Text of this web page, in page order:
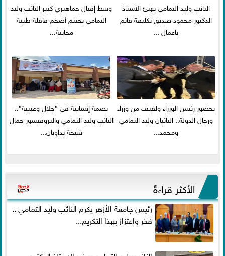
النائب وليد التمامي يهنئ الاستاذ
الدكتور محمود صديق تكليفة قائم
باعمال ...
وسط إقبال جماهيري كبير النائب وليد
التمامي يختتم أضخم قافلة طبية
مجانية...
بحضور رئيس الوزراء ولفيف من وزراء
ورجال الدولة.. النائبان وليد التمامي
ومحمد...
بصمة إنسانية في ”جلال وعتيبة”..
النائب وليد التمامي والبروفيسور جمال
شيحة يداويان...
الأكثر قراءةً
رئيس جامعة الأزهر يكرم النائب وليد التمامي ..
فخر واعتزاز بهذا التكريم...